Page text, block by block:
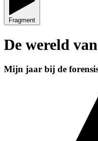
Fragment
De wereld
Mijn jaar bij de